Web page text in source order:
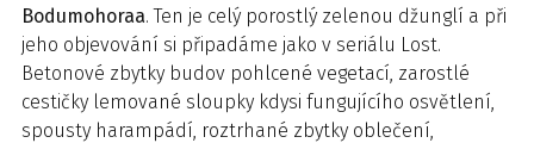
Bodumohoraa. Ten je celý porostlý zelenou džunglí a při
jeho objevování si připadáme jako v seriálu Lost.
Betonové zbytky budov pohlcené vegetací, zarostlé
cestičky lemované sloupky kdysi fungujícího osvětlení,
spousty harampádí, roztrhané zbytky oblečení,